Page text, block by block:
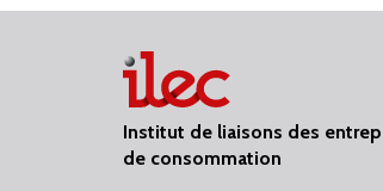
Institut de liaisons des
de consommation